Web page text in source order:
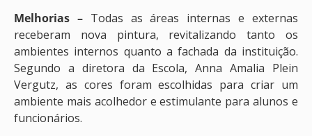
Melhorias –Todas as áreas internas e externas
receberam nova pintura, revitalizando tanto os
ambientes internos quanto a fachada da instituição.
Segundo a diretora da Escola, Anna Amalia Plein
Vergutz, as cores foram escolhidas para criar um
ambiente mais acolhedor e estimulante para alunos e
funcionários.